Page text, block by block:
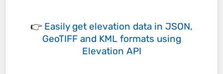
👉 Easily get elevation data in JSON,
GeoTIFF and KML formats using
Elevation API